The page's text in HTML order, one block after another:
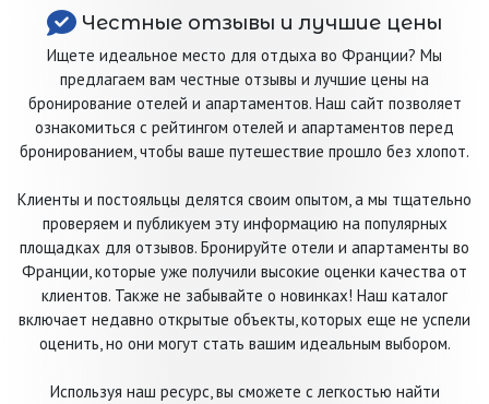
Честные отзывы и лучшие цены
Ищете идеальное место для отдыха во Франции? Мы
предлагаем вам честные отзывы и лучшие цены на
бронирование отелей и апартаментов. Наш сайт позволяет
ознакомиться с рейтингом отелей и апартаментов перед
бронированием, чтобы ваше путешествие прошло без хлопот.
Клиенты и постояльцы делятся своим опытом, а мы тщательно
проверяем и публикуем эту информацию на популярных
площадках для отзывов. Бронируйте отели и апартаменты во
Франции, которые уже получили высокие оценки качества от
клиентов. Также не забывайте о новинках! Наш каталог
включает недавно открытые объекты, которых еще не успели
оценить, но они могут стать вашим идеальным выбором.
Используя наш ресурс, вы сможете с легкостью найти